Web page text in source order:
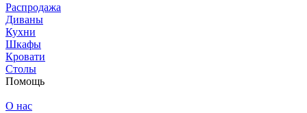
Распродажа
Диваны
Кухни
Шкафы
Кровати
Столы
Помощь
О нас